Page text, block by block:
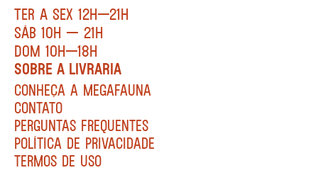
TER A SEX 12H—21H
SÁB 10H — 21H
DOM 10H—18H
SOBRE A LIVRARIA
CONHEÇA A MEGAFAUNA
CONTATO
PERGUNTAS FREQUENTES
POLÍTICA DE PRIVACIDADE
TERMOS DE USO